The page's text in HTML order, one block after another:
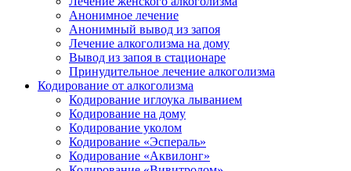
Анонимное лечение
Анонимный вывод из запоя
Лечение алкоголизма на дому
Вывод из запоя в стационаре
Принудительное лечение алкоголизма
Кодирование от алкоголизма
Кодирование иглоука лыванием
Кодирование на дому
Кодирование уколом
Кодирование «Эспераль»
Кодирование «Аквилонг»